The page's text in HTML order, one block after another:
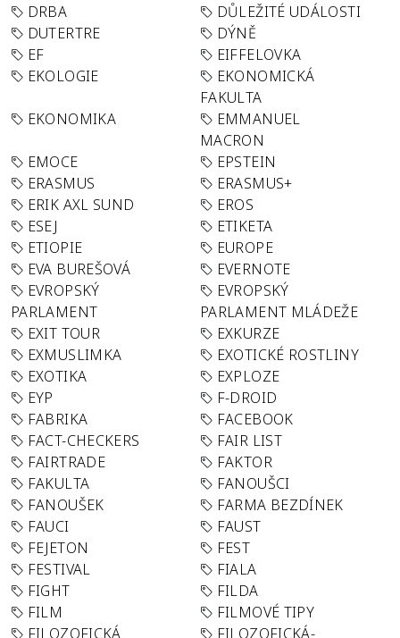
DRBA
DŮLEŽITÉ UDÁLOSTI
DUTERTRE
DÝNĚ
EF
EIFFELOVKA
EKOLOGIE
EKONOMICKÁ
FAKULTA
EKONOMIKA
EMMANUEL
MACRON
EMOCE
EPSTEIN
ERASMUS
ERASMUS+
ERIK AXL SUND
EROS
ESEJ
ETIKETA
ETIOPIE
EUROPE
EVA BUREŠOVÁ
EVERNOTE
EVROPSKÝ
PARLAMENT
EVROPSKÝ
PARLAMENT MLÁDEŽE
EXIT TOUR
EXKURZE
EXMUSLIMKA
EXOTICKÉ ROSTLINY
EXOTIKA
EXPLOZE
EYP
F-DROID
FABRIKA
FACEBOOK
FACT-CHECKERS
FAIR LIST
FAIRTRADE
FAKTOR
FAKULTA
FANOUŠCI
FANOUŠEK
FARMA BEZDÍNEK
FAUCI
FAUST
FEJETON
FEST
FESTIVAL
FIALA
FIGHT
FILDA
FILM
FILMOVÉ TIPY
FILOZOFICKÁ
FILOZOFICKÁ-